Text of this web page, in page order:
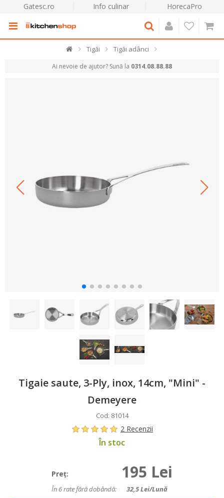
Gatesc.ro Info culinar HorecaPro
Tigăi Tigăi adânci
Ai nevoie de ajutor? Sună la 0314.08.88.88
Tigaie saute, 3-Ply, inox, 14cm, "Mini" -
Demeyere
Cod: 81014
2 Recenzii
În stoc
Preţ: 195 Lei
În 6 rate fără dobândă: 32,5Lei/lună